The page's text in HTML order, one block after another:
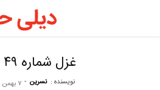
غزل شماره ۴۹ : روضه خلد برین خلوت درویشان است
نویسنده : نسرین - ۷ بهمن ۱۴۰۰